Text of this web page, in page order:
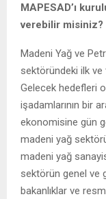
MAPESAD’ı
verebilir misiniz?
Madeni Yağ ve
sektöründeki ilk ve
Gelecek hedefleri
işadamlarının bir
ekonomisine gün
madeni yağ
madeni yağ
sektörün genel ve
bakanlıklar ve